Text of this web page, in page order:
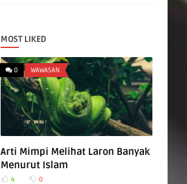
MOST LIKED
0 WAWASAN
Arti Mimpi Melihat Laron Banyak
Menurut Islam
4 0